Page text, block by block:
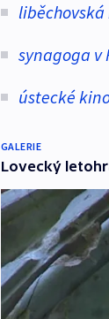
liběchovská
synagoga v
ústecké
GALERIE
Lovecký